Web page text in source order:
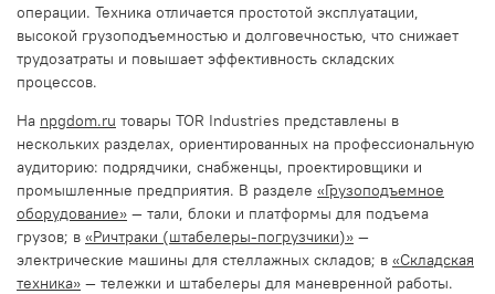
операции. Техника отличается простотой эксплуатации,
высокой грузоподъемностью и долговечностью, что снижает
трудозатраты и повышает эффективность складских
процессов.
На npgdom.ru товары TOR Industries представлены в
нескольких разделах, ориентированных на профессиональную
аудиторию: подрядчики, снабженцы, проектировщики и
промышленные предприятия. В разделе «Грузоподъемное
оборудование» — тали, блоки и платформы для подъема
грузов; в «Ричтраки (штабелеры-погрузчики)» —
электрические машины для стеллажных складов; в «Складская
техника» — тележки и штабелеры для маневренной работы.